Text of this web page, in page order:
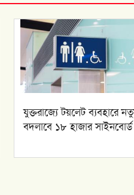
যুক্তরাজ্যে টয়লেট ব্যবহারে
বদলাবে ১৮ হাজার সাইনবোর্ড